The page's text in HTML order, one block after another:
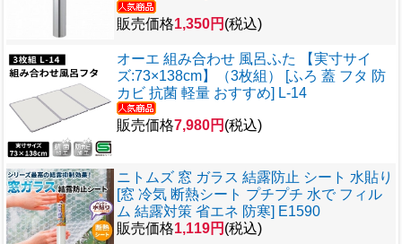
販売価格1,350円 (税込)
オーエ 組み合わせ 風呂ふた 【実寸サイ
ズ:73×138cm】（3枚組） [ふろ 蓋 フタ 防
カビ 抗菌 軽量 おすすめ] L-14
販売価格7,980円 (税込)
ニトムズ 窓 ガラス 結露防止 シート 水貼り
[窓 冷気 断熱シート プチプチ 水で フィル
ム 結露対策 省エネ 防寒] E1590
販売価格1,119円 (税込)